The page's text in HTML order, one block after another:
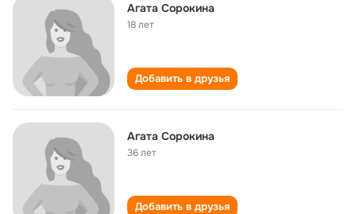
Агата Сорокина
18 лет
Добавить в друзья
Агата Сорокина
36 лет
Добавить в друзья